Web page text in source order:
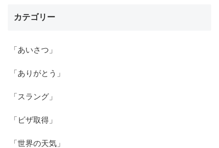
カテゴリー
「あいさつ」
「ありがとう」
「スラング」
「ビザ取得」
「世界の天気」